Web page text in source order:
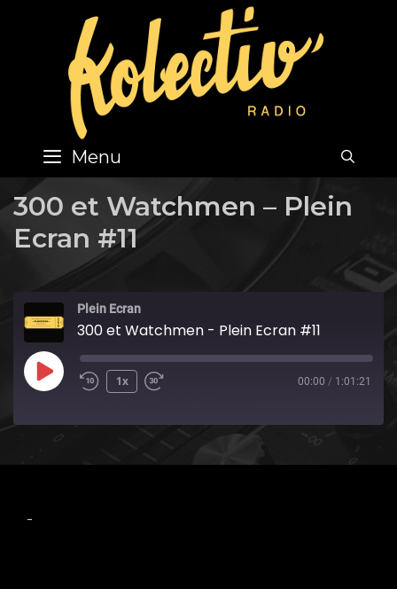
content
Menu
300 et Watchmen – Plein
Ecran #11
Plein Ecran
300 et Watchmen - Plein Ecran #11
Play
1x 00:00 / 1:01:21
-